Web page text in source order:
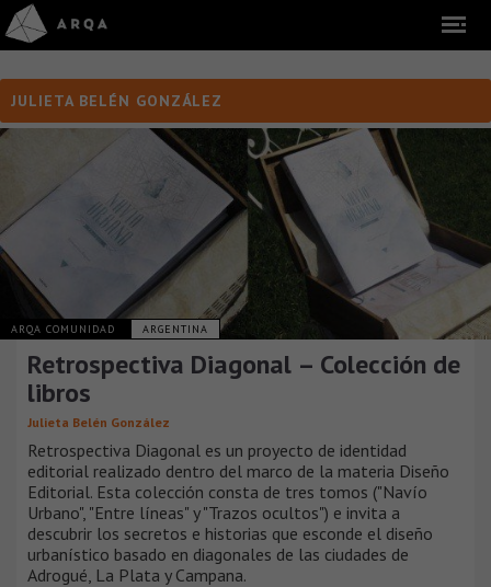
JULIETA BELÉN GONZÁLEZ
ARQA COMUNIDAD ARGENTINA
Retrospectiva Diagonal – Colección de
libros
Julieta Belén González
Retrospectiva Diagonal es un proyecto de identidad
editorial realizado dentro del marco de la materia Diseño
Editorial. Esta colección consta de tres tomos ("Navío
Urbano", "Entre líneas" y "Trazos ocultos") e invita a
descubrir los secretos e historias que esconde el diseño
urbanístico basado en diagonales de las ciudades de
Adrogué, La Plata y Campana.